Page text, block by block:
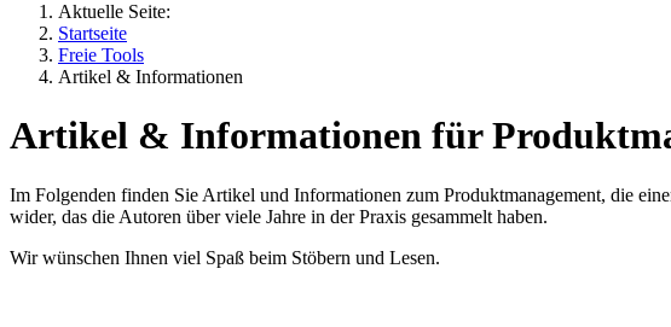
Aktuelle Seite:
Startseite
Freie Tools
Artikel & Informationen
Artikel & Informationen für
Im Folgenden finden Sie Artikel und Informationen zum Produktmanagement, die
wider, das die Autoren über viele Jahre in der Praxis gesammelt haben.
Wir wünschen Ihnen viel Spaß beim Stöbern und Lesen.